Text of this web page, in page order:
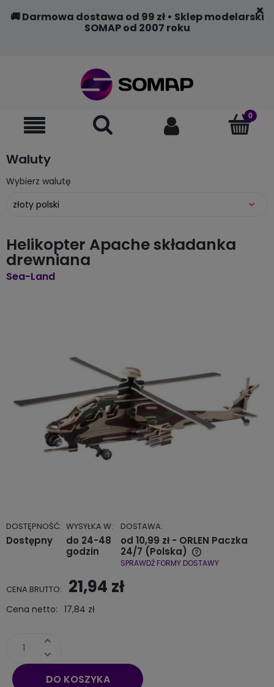
🚚 Darmowa dostawa od 99 zł • Sklep modelarski
SOMAP od 2007 roku
Waluty
Wybierz walutę
Helikopter Apache składanka
drewniana
Sea-Land
DOSTĘPNOŚĆ:
Dostępny
WYSYŁKA W:
do 24-48
godzin
DOSTAWA:
od 10,99 zł - ORLEN Paczka
24/7 (Polska)
Cena nie zawiera ewentualnych kosztów płatności
SPRAWDŹ FORMY DOSTAWY
CENA BRUTTO: 21,94 zł
Cena netto: 17,84 zł
DO KOSZYKA